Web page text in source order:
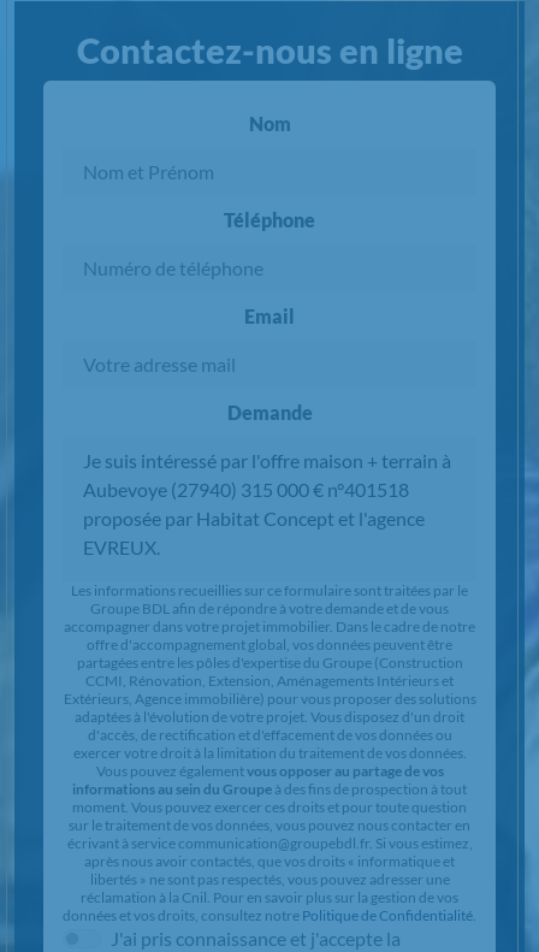
Contactez-nous en ligne
Nom
Téléphone
Email
Demande
Les informations recueillies sur ce formulaire sont traitées par le
Groupe BDL afin de répondre à votre demande et de vous
accompagner dans votre projet immobilier. Dans le cadre de notre
offre d'accompagnement global, vos données peuvent être
partagées entre les pôles d'expertise du Groupe (Construction
CCMI, Rénovation, Extension, Aménagements Intérieurs et
Extérieurs, Agence immobilière) pour vous proposer des solutions
adaptées à l'évolution de votre projet. Vous disposez d'un droit
d'accès, de rectification et d'effacement de vos données ou
exercer votre droit à la limitation du traitement de vos données.
Vous pouvez égalementvous opposer au partage de vos
informations au sein du Groupe à des fins de prospection à tout
moment. Vous pouvez exercer ces droits et pour toute question
sur le traitement de vos données, vous pouvez nous contacter en
écrivant à service communication@groupebdl.fr. Si vous estimez,
après nous avoir contactés, que vos droits « informatique et
libertés » ne sont pas respectés, vous pouvez adresser une
réclamation à la Cnil. Pour en savoir plus sur la gestion de vos
données et vos droits, consultez notre Politique de Confidentialité.
J'ai pris connaissance et j'accepte la